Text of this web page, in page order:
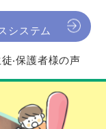
システム
‧保護者様の声